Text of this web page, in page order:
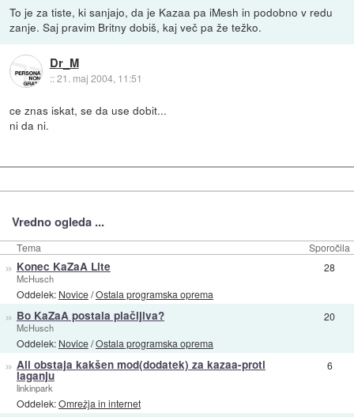
To je za tiste, ki sanjajo, da je Kazaa pa iMesh in podobno v redu
zanje. Saj pravim Britny dobiš, kaj več pa že težko.
Dr_M
::21. maj 2004, 11:51
ce znas iskat, se da use dobit...
ni da ni.
Vredno ogleda ...
Tema Sporočila
» Konec KaZaA Lite
McHusch
Oddelek: Novice/Ostala programska oprema
28
» Bo KaZaA postala plačljiva?
McHusch
Oddelek: Novice/Ostala programska oprema
20
» Ali obstaja kakšen mod(dodatek) za kazaa-proti
laganju
linkinpark
Oddelek:Omrežja in internet
6